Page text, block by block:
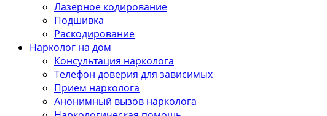
Лазерное кодирование
Подшивка
Раскодирование
Нарколог на дом
Консультация нарколога
Телефон доверия для зависимых
Прием нарколога
Анонимный вызов нарколога